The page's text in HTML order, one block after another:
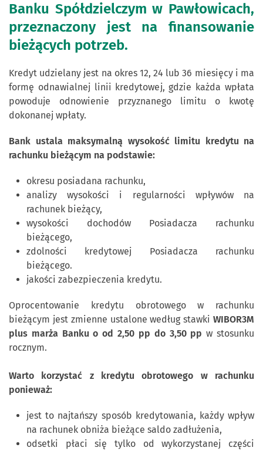
Banku Spółdzielczym w Pawłowicach,
przeznaczony jest na finansowanie
bieżących potrzeb.
Kredyt udzielany jest na okres 12, 24 lub 36 miesięcy i ma
formę odnawialnej linii kredytowej, gdzie każda wpłata
powoduje odnowienie przyznanego limitu o kwotę
dokonanej wpłaty.
Bank ustala maksymalną wysokość limitu kredytu na
rachunku bieżącym na podstawie:
okresu posiadana rachunku,
analizy wysokości i regularności wpływów na
rachunek bieżący,
wysokości dochodów Posiadacza rachunku
bieżącego,
zdolności kredytowej Posiadacza rachunku
bieżącego.
jakości zabezpieczenia kredytu.
Oprocentowanie kredytu obrotowego w rachunku
bieżącym jest zmienne ustalone według stawki WIBOR3M
plus marża Banku o od 2,50 pp do 3,50 pp w stosunku
rocznym.
Warto korzystać z kredytu obrotowego w rachunku
ponieważ:
jest to najtańszy sposób kredytowania, każdy wpływ
na rachunek obniża bieżące saldo zadłużenia,
odsetki płaci się tylko od wykorzystanej części